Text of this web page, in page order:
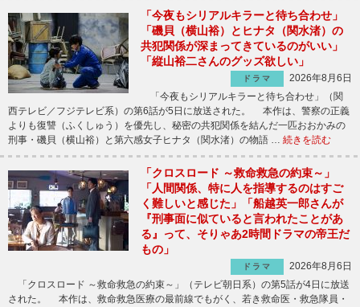
「今夜もシリアルキラーと待ち合わせ」
「磯貝（横山裕）とヒナタ（関水渚）の
共犯関係が深まってきているのがいい」
「縦山裕二さんのグッズ欲しい」
ドラマ
2026年8月6日
「今夜もシリアルキラーと待ち合わせ」（関
西テレビ／フジテレビ系）の第6話が5日に放送された。 本作は、警察の正義
よりも復讐（ふくしゅう）を優先し、秘密の共犯関係を結んだ一匹おおかみの
刑事・磯貝（横山裕）と第六感女子ヒナタ（関水渚）の物語 … 続きを読む
「クロスロード ～救命救急の約束～」
「人間関係、特に人を指導するのはすご
く難しいと感じた」「船越英一郎さんが
『刑事面に似ていると言われたことがあ
る』って、そりゃあ2時間ドラマの帝王だ
もの」
ドラマ
2026年8月6日
「クロスロード ～救命救急の約束～」（テレビ朝日系）の第5話が4日に放送
された。 本作は、救命救急医療の最前線でもがく、若き救命医・救急隊員・